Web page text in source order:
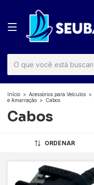
Início > Acessórios para Veículos >
e Amarração > Cabos
Cabos
ORDENAR